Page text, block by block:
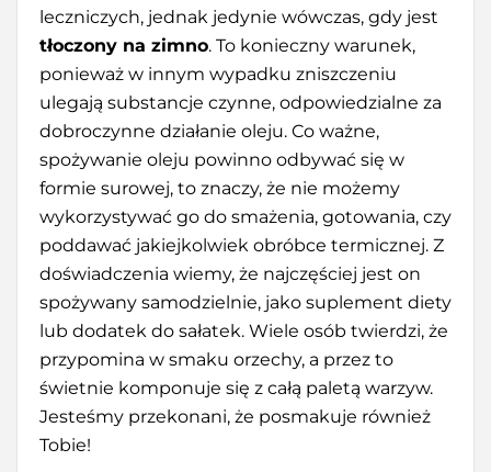
leczniczych, jednak jedynie wówczas, gdy jest
tłoczony na zimno. To konieczny warunek,
ponieważ w innym wypadku zniszczeniu
ulegają substancje czynne, odpowiedzialne za
dobroczynne działanie oleju. Co ważne,
spożywanie oleju powinno odbywać się w
formie surowej, to znaczy, że nie możemy
wykorzystywać go do smażenia, gotowania, czy
poddawać jakiejkolwiek obróbce termicznej. Z
doświadczenia wiemy, że najczęściej jest on
spożywany samodzielnie, jako suplement diety
lub dodatek do sałatek. Wiele osób twierdzi, że
przypomina w smaku orzechy, a przez to
świetnie komponuje się z całą paletą warzyw.
Jesteśmy przekonani, że posmakuje również
Tobie!